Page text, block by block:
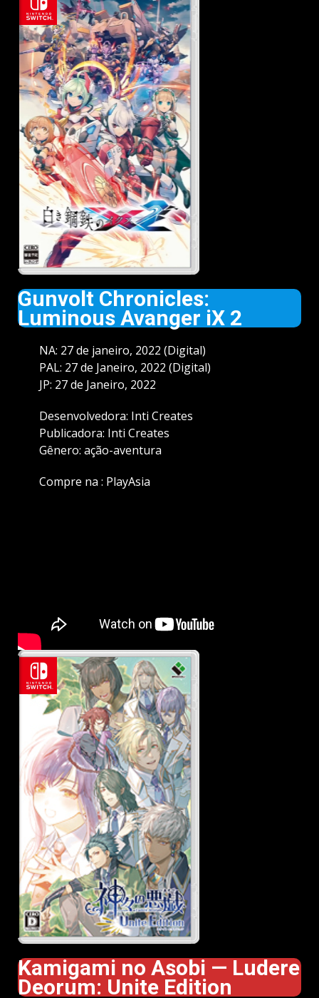
Gunvolt Chronicles:
Luminous Avanger iX 2
NA: 27 de janeiro, 2022 (Digital)
PAL: 27 de Janeiro, 2022 (Digital)
JP: 27 de Janeiro, 2022
Desenvolvedora: Inti Creates
Publicadora: Inti Creates
Gênero: ação-aventura
Compre na : PlayAsia
Kamigami no Asobi — Ludere
Deorum: Unite Edition